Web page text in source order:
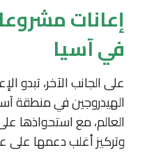
إعانات
في آسيا
على الجانب الآخر، تبدو
الهيدروجين في منطقة
وتركيز أغلب دعمها على